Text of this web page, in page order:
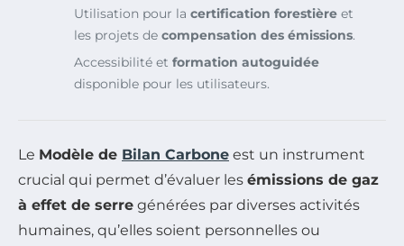
Utilisation pour la certification forestière et
les projets de compensation des émissions.
Accessibilité et formation autoguidée
disponible pour les utilisateurs.
Le Modèle de Bilan Carbone est un instrument
crucial qui permet d’évaluer les émissions de gaz
à effet de serre générées par diverses activités
humaines, qu’elles soient personnelles ou